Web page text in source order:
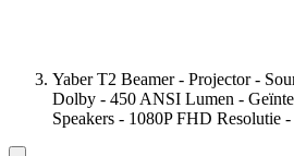
Yaber T2 Beamer - Projector -
Dolby - 450 ANSI Lumen -
Speakers - 1080P FHD Resolutie